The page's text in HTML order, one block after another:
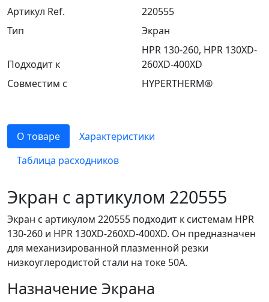
Артикул Ref.
220555
Тип
Экран
Подходит к
HPR 130-260, HPR 130XD-
260XD-400XD
Совместим с
HYPERTHERM®
О товаре
Характеристики
Таблица расходников
Экран с артикулом 220555
Экран с артикулом 220555 подходит к системам HPR
130-260 и HPR 130XD-260XD-400XD. Он предназначен
для механизированной плазменной резки
низкоуглеродистой стали на токе 50А.
Назначение Экрана